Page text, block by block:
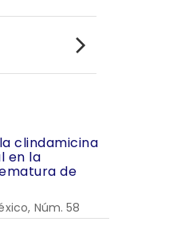
clindamicina
en la
de
Núm. 58